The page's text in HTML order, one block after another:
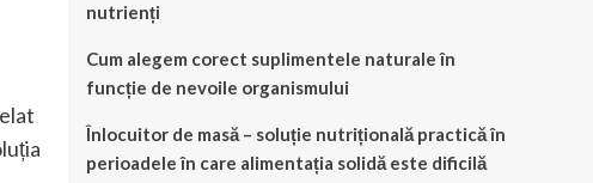
nutrienți
Cum alegem corect suplimentele naturale în
funcție de nevoile organismului
Înlocuitor de masă – soluție nutrițională practică în
perioadele în care alimentația solidă este dificilă